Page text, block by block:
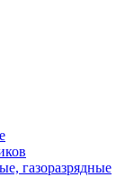
газоразрядные